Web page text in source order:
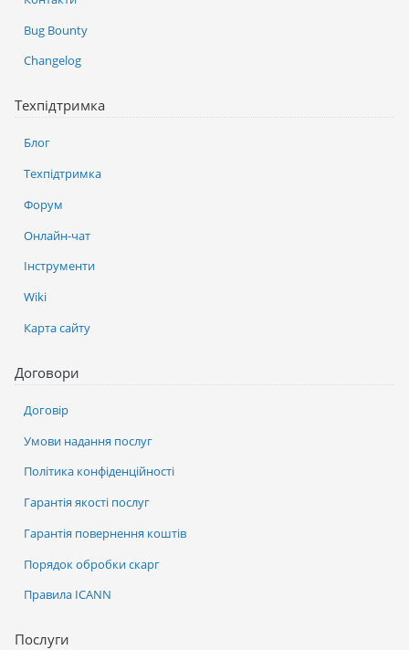
Послуги
Bug Bounty
Changelog
Техпідтримка
Блог
Техпідтримка
Форум
Онлайн-чат
Інструменти
Wiki
Карта сайту
Договори
Договір
Умови надання послуг
Політика конфіденційності
Гарантія якості послуг
Гарантія повернення коштів
Порядок обробки скарг
Правила ICANN